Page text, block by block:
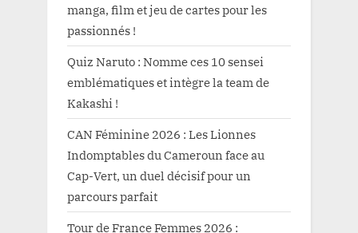
manga, film et jeu de cartes pour les
passionnés !
Quiz Naruto : Nomme ces 10 sensei
emblématiques et intègre la team de
Kakashi !
CAN Féminine 2026 : Les Lionnes
Indomptables du Cameroun face au
Cap-Vert, un duel décisif pour un
parcours parfait
Tour de France Femmes 2026 :